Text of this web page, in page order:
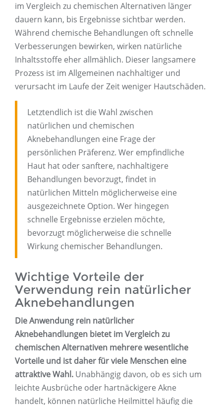
im Vergleich zu chemischen Alternativen länger
dauern kann, bis Ergebnisse sichtbar werden.
Während chemische Behandlungen oft schnelle
Verbesserungen bewirken, wirken natürliche
Inhaltsstoffe eher allmählich. Dieser langsamere
Prozess ist im Allgemeinen nachhaltiger und
verursacht im Laufe der Zeit weniger Hautschäden.
Letztendlich ist die Wahl zwischen
natürlichen und chemischen
Aknebehandlungen eine Frage der
persönlichen Präferenz. Wer empfindliche
Haut hat oder sanftere, nachhaltigere
Behandlungen bevorzugt, findet in
natürlichen Mitteln möglicherweise eine
ausgezeichnete Option. Wer hingegen
schnelle Ergebnisse erzielen möchte,
bevorzugt möglicherweise die schnelle
Wirkung chemischer Behandlungen.
Wichtige Vorteile der
Verwendung rein natürlicher
Aknebehandlungen
Die Anwendung rein natürlicher
Aknebehandlungen bietet im Vergleich zu
chemischen Alternativen mehrere wesentliche
Vorteile und ist daher für viele Menschen eine
attraktive Wahl. Unabhängig davon, ob es sich um
leichte Ausbrüche oder hartnäckigere Akne
handelt, können natürliche Heilmittel häufig die